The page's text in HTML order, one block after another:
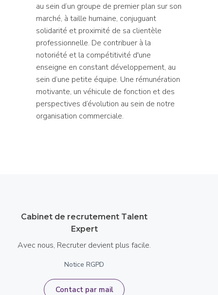
au sein d’un groupe de premier plan sur son
marché, à taille humaine, conjuguant
solidarité et proximité de sa clientèle
professionnelle. De contribuer à la
notoriété et la compétitivité d'une
enseigne en constant développement, au
sein d’une petite équipe. Une rémunération
motivante, un véhicule de fonction et des
perspectives d’évolution au sein de notre
organisation commerciale.
Cabinet de recrutement Talent
Expert
Avec nous, Recruter devient plus facile.
Notice RGPD
Contact par mail